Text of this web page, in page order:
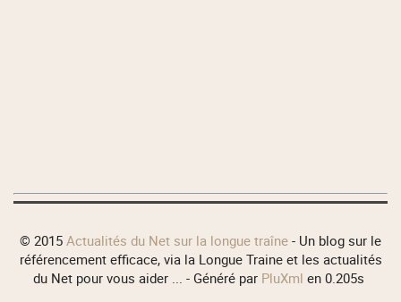
© 2015 Actualités du Net sur la longue traîne - Un blog sur le
référencement efficace, via la Longue Traine et les actualités
du Net pour vous aider ... - Généré par PluXml en 0.205s